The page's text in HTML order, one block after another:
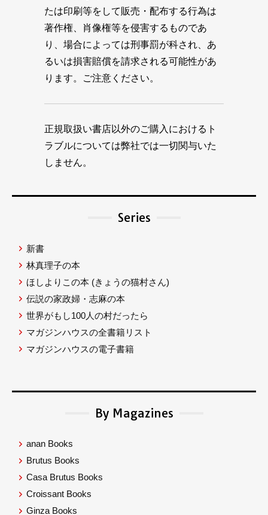
たは印刷等をして販売・配布する行為は
著作権、肖像権等を侵害するものであ
り、場合によっては刑事罰が科され、あ
るいは損害賠償を請求される可能性があ
ります。ご注意ください。
正規取扱い書店以外のご購入におけるト
ラブルについては弊社では一切関与いた
しません。
Series
新書
林真理子の本
ほしよりこの本 (きょうの猫村さん)
伝説の家政婦・志麻の本
世界がもし100人の村だったら
マガジンハウスの全書籍リスト
マガジンハウスの電子書籍
By Magazines
anan Books
Brutus Books
Casa Brutus Books
Croissant Books
Ginza Books